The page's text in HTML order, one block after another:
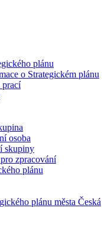
plánu
o Strategickém plánu
prací
osoba
skupiny
zpracování
plánu
plánu města Česká